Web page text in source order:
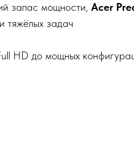
запас мощности, Acer
тяжёлых задач
HD до мощных